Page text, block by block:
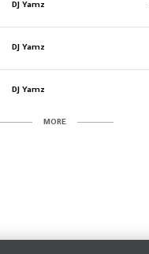
DJ Yamz
DJ Yamz
DJ Yamz
MORE